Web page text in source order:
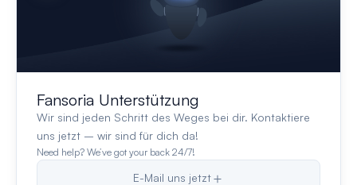
Fansoria Unterstützung
Wir sind jeden Schritt des Weges bei dir. Kontaktiere
uns jetzt – wir sind für dich da!
Need help? We’ve got your back 24/7!
E-Mail uns jetzt